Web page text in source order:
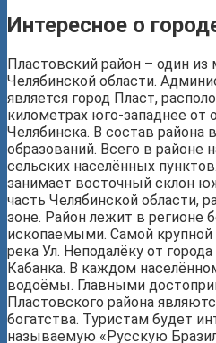
Интересное о
Пластовский район – один
Челябинской области.
является город Пласт,
километрах юго-западнее от
Челябинска. В состав района
образований. Всего в районе
сельских населённых
занимает восточный склон
часть Челябинской области,
зоне. Район лежит в регионе
ископаемыми. Самой крупной
река Ул. Неподалёку от
Кабанка. В каждом
водоёмы. Главными
Пластовского района
богатства. Туристам будет
называемую «Русскую